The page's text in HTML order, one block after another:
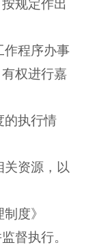
规定作出
程序办事
权进行嘉
执行情
资源，以
度》
督执行。